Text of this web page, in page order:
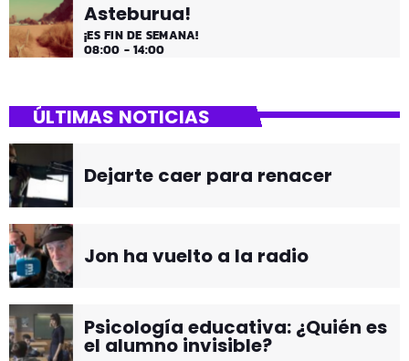
Asteburua!
¡ES FIN DE SEMANA!
08:00 - 14:00
ÚLTIMAS NOTICIAS
Dejarte caer para renacer
Jon ha vuelto a la radio
Psicología educativa: ¿Quién es
el alumno invisible?